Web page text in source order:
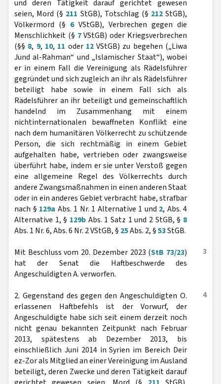
und deren Tätigkeit darauf gerichtet gewesen
seien, Mord (§ 211 StGB), Totschlag (§ 212StGB),
Völkermord (§ 6VStGB), Verbrechen gegen die
Menschlichkeit (§ 7VStGB) oder Kriegsverbrechen
(§§ 8, 9, 10, 11 oder 12VStGB) zu begehen („Liwa
Jund al-Rahman“ und „Islamischer Staat“), wobei
er in einem Fall die Vereinigung als Rädelsführer
gegründet und sich zugleich an ihr als Rädelsführer
beteiligt habe sowie in einem Fall sich als
Rädelsführer an ihr beteiligt und gemeinschaftlich
handelnd im Zusammenhang mit einem
nichtinternationalen bewaffneten Konflikt eine
nach dem humanitären Völkerrecht zu schützende
Person, die sich rechtmäßig in einem Gebiet
aufgehalten habe, vertrieben oder zwangsweise
überführt habe, indem er sie unter Verstoß gegen
eine allgemeine Regel des Völkerrechts durch
andere Zwangsmaßnahmen in einen anderen Staat
oder in ein anderes Gebiet verbracht habe, strafbar
nach § 129a Abs. 1 Nr. 1 Alternative 1 und 2, Abs. 4
Alternative 1, § 129b Abs. 1 Satz 1 und 2 StGB, § 8
Abs. 1 Nr. 6, Abs. 6 Nr. 2 VStGB, § 25Abs. 2, §53StGB.
3
Mit Beschluss vom 20. Dezember 2023 (StB 73/23)
hat der Senat die Haftbeschwerde des
Angeschuldigten A. verworfen.
4
2. Gegenstand des gegen den Angeschuldigten O.
erlassenen Haftbefehls ist der Vorwurf, der
Angeschuldigte habe sich seit einem derzeit noch
nicht genau bekannten Zeitpunkt nach Februar
2013, spätestens ab Dezember 2013, bis
einschließlich Juni 2014 in Syrien im Bereich Deir
ez-Zor als Mitglied an einer Vereinigung im Ausland
beteiligt, deren Zwecke und deren Tätigkeit darauf